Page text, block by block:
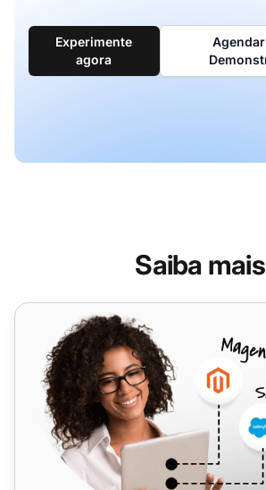
Experimente
agora
Saiba mais
Universal Telecom